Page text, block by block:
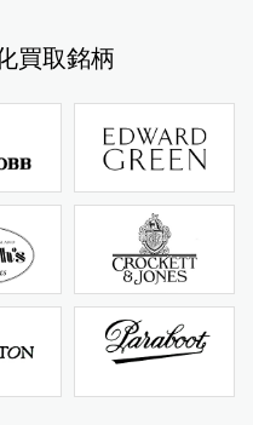
買取銘柄